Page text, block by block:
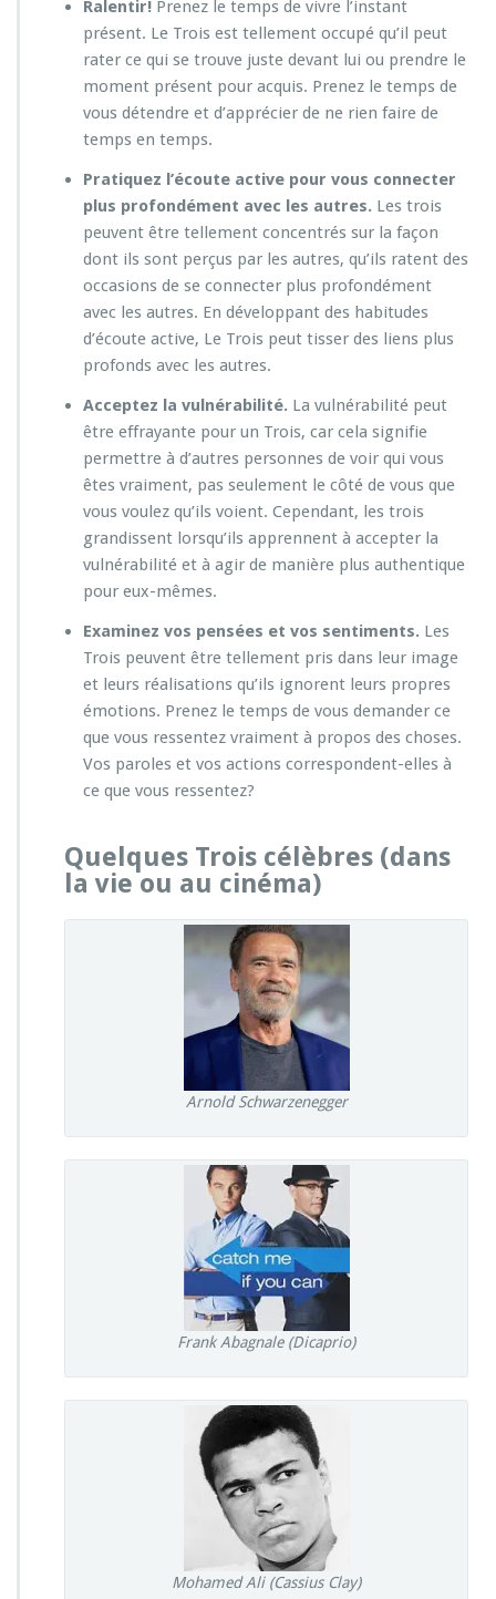
Ralentir! Prenez le temps de vivre l’instant
présent. Le Trois est tellement occupé qu’il peut
rater ce qui se trouve juste devant lui ou prendre le
moment présent pour acquis. Prenez le temps de
vous détendre et d’apprécier de ne rien faire de
temps en temps.
Pratiquez l’écoute active pour vous connecter
plus profondément avec les autres. Les trois
peuvent être tellement concentrés sur la façon
dont ils sont perçus par les autres, qu’ils ratent des
occasions de se connecter plus profondément
avec les autres. En développant des habitudes
d’écoute active, Le Trois peut tisser des liens plus
profonds avec les autres.
Acceptez la vulnérabilité. La vulnérabilité peut
être effrayante pour un Trois, car cela signifie
permettre à d’autres personnes de voir qui vous
êtes vraiment, pas seulement le côté de vous que
vous voulez qu’ils voient. Cependant, les trois
grandissent lorsqu’ils apprennent à accepter la
vulnérabilité et à agir de manière plus authentique
pour eux-mêmes.
Examinez vos pensées et vos sentiments. Les
Trois peuvent être tellement pris dans leur image
et leurs réalisations qu’ils ignorent leurs propres
émotions. Prenez le temps de vous demander ce
que vous ressentez vraiment à propos des choses.
Vos paroles et vos actions correspondent-elles à
ce que vous ressentez?
Quelques Trois célèbres (dans
la vie ou au cinéma)
Arnold Schwarzenegger
Frank Abagnale (Dicaprio)
Mohamed Ali (Cassius Clay)